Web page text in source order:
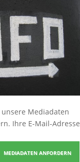
Mediadaten
. Ihre E-Mail-Adresse
MEDIADATEN ANFORDERN